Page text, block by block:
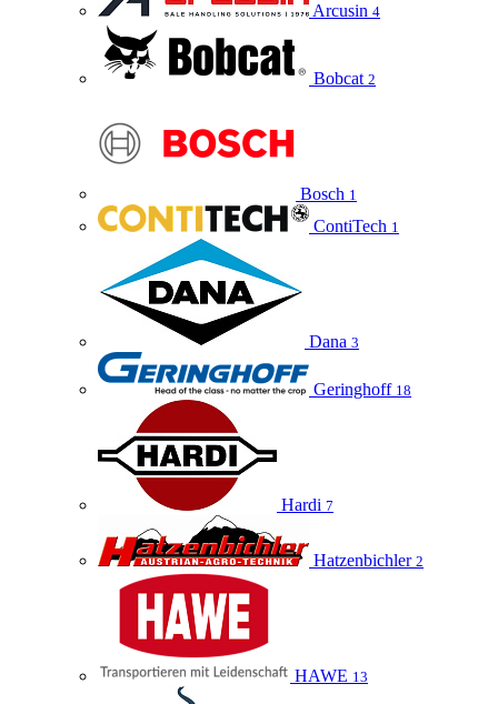
Arcusin 4
Bobcat 2
Bosch 1
ContiTech 1
Dana 3
Geringhoff 18
Hardi 7
Hatzenbichler 2
HAWE 13